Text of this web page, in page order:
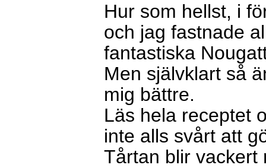
Hur som hellst, i
och jag fastnade
fantastiska
Men självklart så
mig bättre.
Läs hela receptet
inte alls svårt att
Tårtan blir vackert